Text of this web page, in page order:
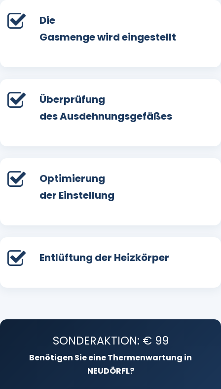
Die
Gasmenge wird eingestellt
Überprüfung
des Ausdehnungsgefäßes
Optimierung
der Einstellung
Entlüftung der Heizkörper
SONDERAKTION: € 99
Benötigen Sie eine Thermenwartung in
NEUDÖRFL?